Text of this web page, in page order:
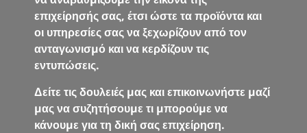
επιχείρησής σας, έτσι ώστε τα προϊόντα και
οι υπηρεσίες σας να ξεχωρίζουν από τον
ανταγωνισμό και να κερδίζουν τις
εντυπώσεις.
Δείτε τις δουλειές μας και επικοινωνήστε μαζί
μας να συζητήσουμε τι μπορούμε να
κάνουμε για τη δική σας επιχείρηση.